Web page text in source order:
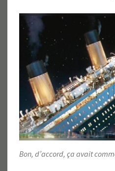
Bon, d’accord, ça avait